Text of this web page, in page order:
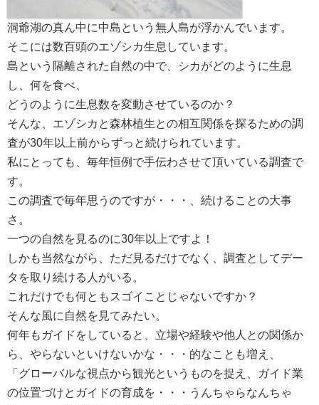
洞爺湖の真ん中に中島という無人島が浮かんでいます。
そこには数百頭のエゾシカ生息しています。
島という隔離された自然の中で、シカがどのように生息
し、何を食べ、
どうのように生息数を変動させているのか？
そんな、エゾシカと森林植生との相互関係を探るための調
査が30年以上前からずっと続けられています。
私にとっても、毎年恒例で手伝わさせて頂いている調査で
す。
この調査で毎年思うのですが・・・、続けることの大事
さ。
一つの自然を見るのに30年以上ですよ！
しかも当然ながら、ただ見るだけでなく、調査としてデー
タを取り続ける人がいる。
これだけでも何ともスゴイことじゃないですか？
そんな風に自然を見てみたい。
何年もガイドをしていると、立場や経験や他人との関係か
ら、やらないといけないかな・・・的なことも増え、
「グローバルな視点から観光というものを捉え、ガイド業
の位置づけとガイドの育成を・・・うんちゃらなんちゃ